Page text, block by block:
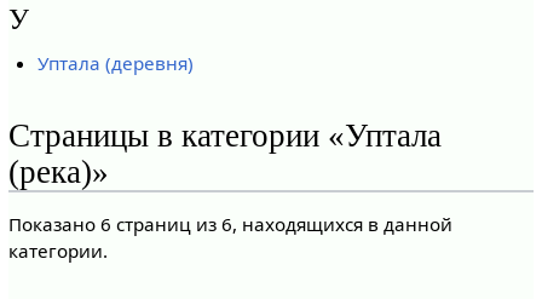
У
Уптала (деревня)
Страницы в категории «Уптала
(река)»
Показано 6 страниц из 6, находящихся в данной
категории.